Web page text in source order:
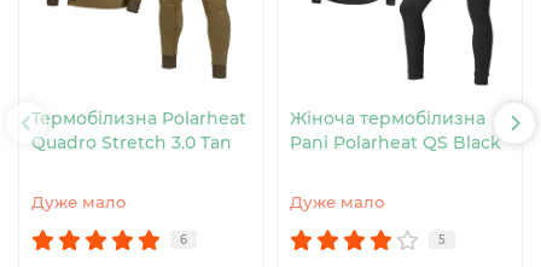
Термобілизна Polarheat
Quadro Stretch 3.0 Tan
Дуже мало
6
Жіноча термобілизна
Pani Polarheat QS Black
Дуже мало
5